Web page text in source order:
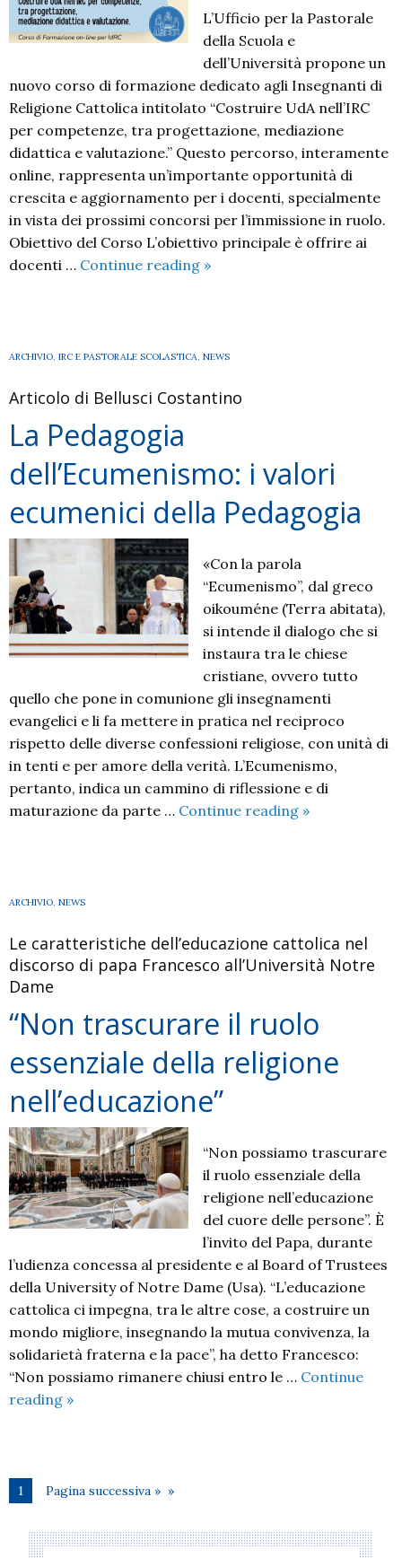
L’Ufficio per la Pastorale
della Scuola e
dell’Università propone un
nuovo corso di formazione dedicato agli Insegnanti di
Religione Cattolica intitolato “Costruire UdA nell’IRC
per competenze, tra progettazione, mediazione
didattica e valutazione.” Questo percorso, interamente
online, rappresenta un’importante opportunità di
crescita e aggiornamento per i docenti, specialmente
in vista dei prossimi concorsi per l’immissione in ruolo.
Obiettivo del Corso L’obiettivo principale è offrire ai
docenti … Continue reading Costruire
competenze,
progettazione,
e
valutazione
»
ARCHIVIO, IRC E PASTORALE SCOLASTICA, NEWS
Articolo di Bellusci Costantino
La Pedagogia
dell’Ecumenismo: i valori
ecumenici della Pedagogia
«Con la parola
“Ecumenismo”, dal greco
oikouméne (Terra abitata),
si intende il dialogo che si
instaura tra le chiese
cristiane, ovvero tutto
quello che pone in comunione gli insegnamenti
evangelici e li fa mettere in pratica nel reciproco
rispetto delle diverse confessioni religiose, con unità di
in tenti e per amore della verità. L’Ecumenismo,
pertanto, indica un cammino di riflessione e di
maturazione da parte … Continue reading La
della
Pedagogia
»
ARCHIVIO, NEWS
Le caratteristiche dell’educazione cattolica nel
discorso di papa Francesco all’Università Notre
Dame
“Non trascurare il ruolo
essenziale della religione
nell’educazione”
“Non possiamo trascurare
il ruolo essenziale della
religione nell’educazione
del cuore delle persone”. È
l’invito del Papa, durante
l’udienza concessa al presidente e al Board of Trustees
della University of Notre Dame (Usa). “L’educazione
cattolica ci impegna, tra le altre cose, a costruire un
mondo migliore, insegnando la mutua convivenza, la
solidarietà fraterna e la pace”, ha detto Francesco:
“Non possiamo rimanere chiusi entro le … Continue
reading “Non
essenziale
religione
»
1 Pagina successiva »